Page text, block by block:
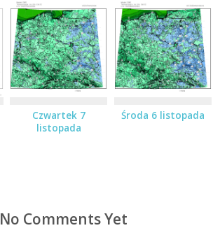
Czwartek 7
listopada
Środa 6 listopada
No Comments Yet